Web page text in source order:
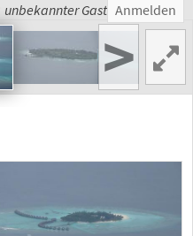
unbekannter Gast Anmelden
>